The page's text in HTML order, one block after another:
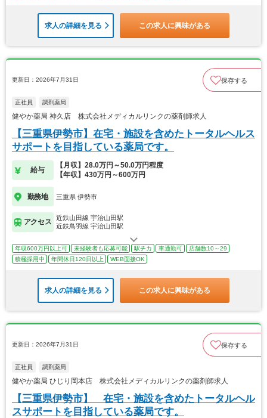
求人の詳細を見る この求人に興味がある
更新日：2026年7月31日 保存する
正社員 調剤薬局
健やか薬局 神久店 株式会社メディカルリンクの薬剤師求人
【三重県伊勢市】在宅・施設を含めたトータルヘルス
サポートを目指している薬局です。
給与
【月収】28.0万円～50.0万円程度
【年収】430万円～600万円
勤務地 三重県 伊勢市
アクセス
近鉄山田線 宇治山田駅
近鉄鳥羽線 宇治山田駅
年収600万円以上可 未経験者も応募可能 駅チカ 車通勤可
店舗数10～29
積極採用中
年間休日120日以上 WEB面接OK
求人の詳細を見る この求人に興味がある
更新日：2026年7月31日 保存する
正社員 調剤薬局
健やか薬局 ひじり岡本店 株式会社メディカルリンクの薬剤師求人
【三重県伊勢市】 在宅・施設を含めたトータルヘル
スサポートを目指している薬局です。